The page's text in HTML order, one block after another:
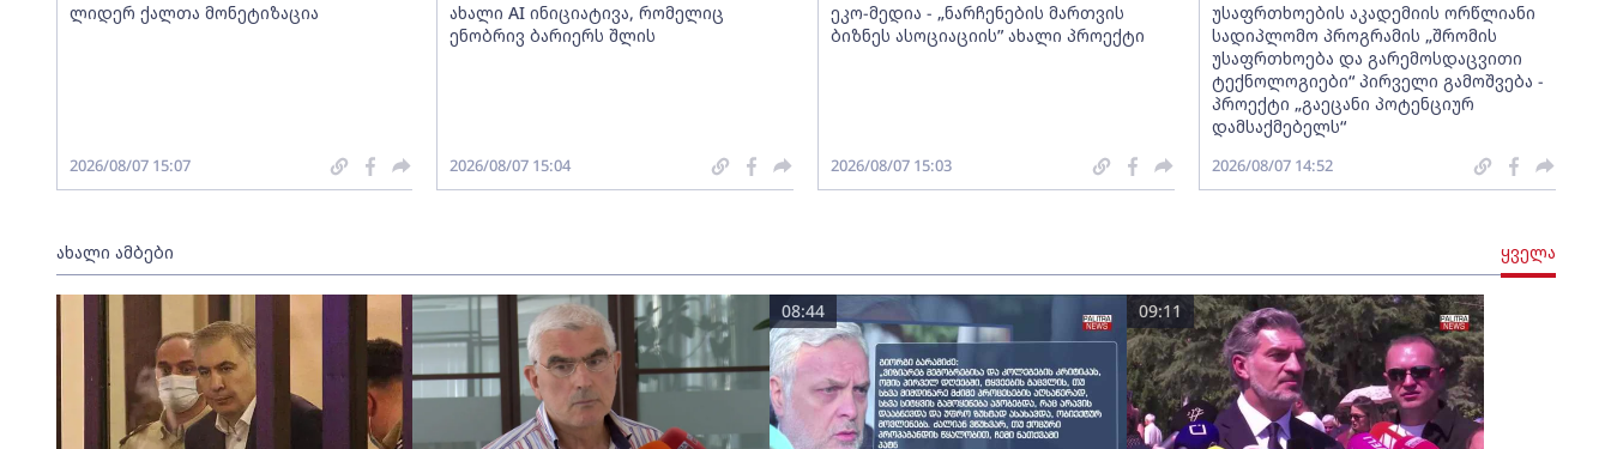
ლიდერ ქალთა მონეტიზაცია
2026/08/07 15:07
ახალი AI ინიციატივა, რომელიც
ენობრივ ბარიერს შლის
2026/08/07 15:04
ეკო-მედია - „ნარჩენების მართვის
ბიზნეს ასოციაციის” ახალი პროექტი
2026/08/07 15:03
უსაფრთხოების აკადემიის ორწლიანი
სადიპლომო პროგრამის „შრომის
უსაფრთხოება და გარემოსდაცვითი
ტექნოლოგიები“ პირველი გამოშვება -
პროექტი „გაეცანი პოტენციურ
დამსაქმებელს“
2026/08/07 14:52
ახალი ამბები ყველა
08:44 09:11